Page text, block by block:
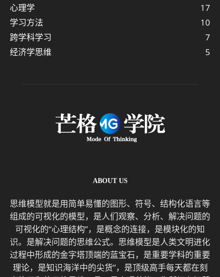
心理学
17
学习方法
10
跨学科学习
7
经济学思维
5
ABOUT US
思维模型就是用简单易懂的图形、符号、结构化语言等
组成的可视化的模型，是人们观察、分析、解决问题的
可视化的“心理结构”，是概念的连接，是模块化的知
识。是解决问题的思维公式。思维模型是人类文明进化
过程中形成的金字塔顶端的蓝宝石，是重要学科的重要
理论，是知识海洋中的尖货”，是顶级高手每天都在刻